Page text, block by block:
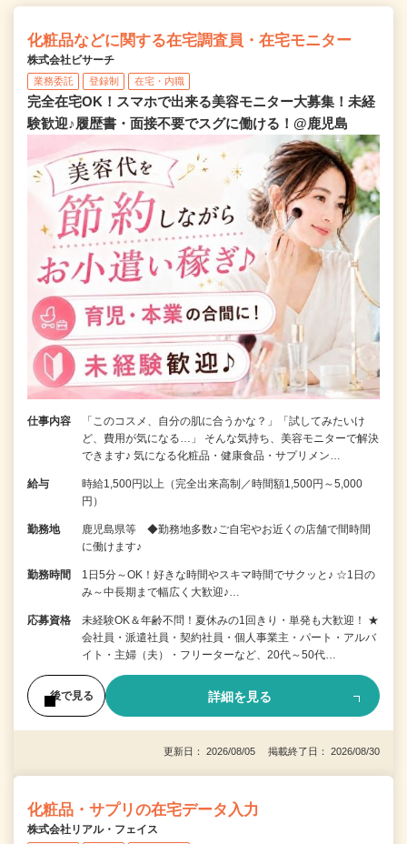
化粧品などに関する在宅調査員・在宅モニター
株式会社ビサーチ
業務委託 登録制 在宅・内職
完全在宅OK！スマホで出来る美容モニター大募集！未経
験歓迎♪履歴書・面接不要でスグに働ける！@鹿児島
仕事内容
「このコスメ、自分の肌に合うかな？」「試してみたいけ
ど、費用が気になる…」 そんな気持ち、美容モニターで解決
できます♪ 気になる化粧品・健康食品・サプリメン…
給与
時給1,500円以上（完全出来高制／時間額1,500円～5,000
円）
勤務地
鹿児島県等 ◆勤務地多数♪ご自宅やお近くの店舗で間時間
に働けます♪
勤務時間
1日5分～OK！好きな時間やスキマ時間でサクッと♪ ☆1日の
み～中長期まで幅広く大歓迎♪…
応募資格
未経験OK＆年齢不問！夏休みの1回きり・単発も大歓迎！ ★
会社員・派遣社員・契約社員・個人事業主・パート・アルバ
イト・主婦（夫）・フリーターなど、20代～50代…
後で見る 詳細を見る
更新日： 2026/08/05 掲載終了日： 2026/08/30
化粧品・サプリの在宅データ入力
株式会社リアル・フェイス